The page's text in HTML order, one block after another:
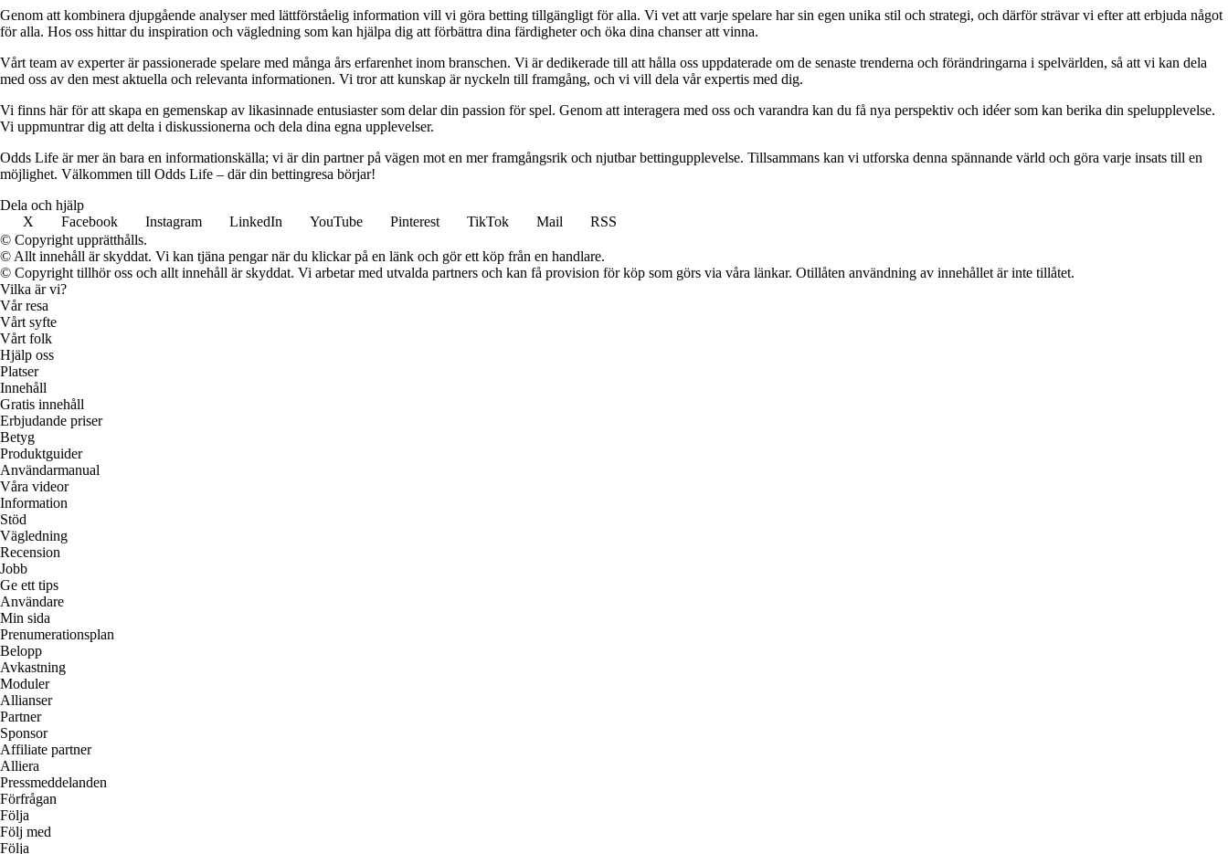
Genom att kombinera djupgående analyser med lättförståelig information vill vi göra betting tillgängligt för alla. Vi vet att varje spelare har sin egen unika stil och strategi, och därför strävar vi efter att erbjuda något
för alla. Hos oss hittar du inspiration och vägledning som kan hjälpa dig att förbättra dina färdigheter och öka dina chanser att vinna.
Vårt team av experter är passionerade spelare med många års erfarenhet inom branschen. Vi är dedikerade till att hålla oss uppdaterade om de senaste trenderna och förändringarna i spelvärlden, så att vi kan dela
med oss av den mest aktuella och relevanta informationen. Vi tror att kunskap är nyckeln till framgång, och vi vill dela vår expertis med dig.
Vi finns här för att skapa en gemenskap av likasinnade entusiaster som delar din passion för spel. Genom att interagera med oss och varandra kan du få nya perspektiv och idéer som kan berika din spelupplevelse.
Vi uppmuntrar dig att delta i diskussionerna och dela dina egna upplevelser.
Odds Life är mer än bara en informationskälla; vi är din partner på vägen mot en mer framgångsrik och njutbar bettingupplevelse. Tillsammans kan vi utforska denna spännande värld och göra varje insats till en
möjlighet. Välkommen till Odds Life – där din bettingresa börjar!
Dela och hjälp
X
Facebook Instagram LinkedIn YouTube Pinterest TikTok Mail
RSS
© Copyright upprätthålls.
© Allt innehåll är skyddat. Vi kan tjäna pengar när du klickar på en länk och gör ett köp från en handlare.
© Copyright tillhör oss och allt innehåll är skyddat. Vi arbetar med utvalda partners och kan få provision för köp som görs via våra länkar. Otillåten användning av innehållet är inte tillåtet.
Vilka är vi?
Vår resa
Vårt syfte
Vårt folk
Hjälp oss
Platser
Innehåll
Gratis innehåll
Erbjudande priser
Betyg
Produktguider
Användarmanual
Våra videor
Information
Stöd
Vägledning
Recension
Jobb
Ge ett tips
Användare
Min sida
Prenumerationsplan
Belopp
Avkastning
Moduler
Allianser
Partner
Sponsor
Affiliate partner
Alliera
Pressmeddelanden
Förfrågan
Följa
Följ med
Följa